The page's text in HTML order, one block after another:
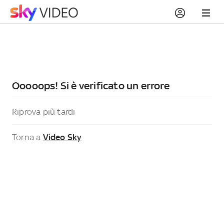
Ooooops! Si è verificato un errore
Riprova più tardi
Torna a Video Sky